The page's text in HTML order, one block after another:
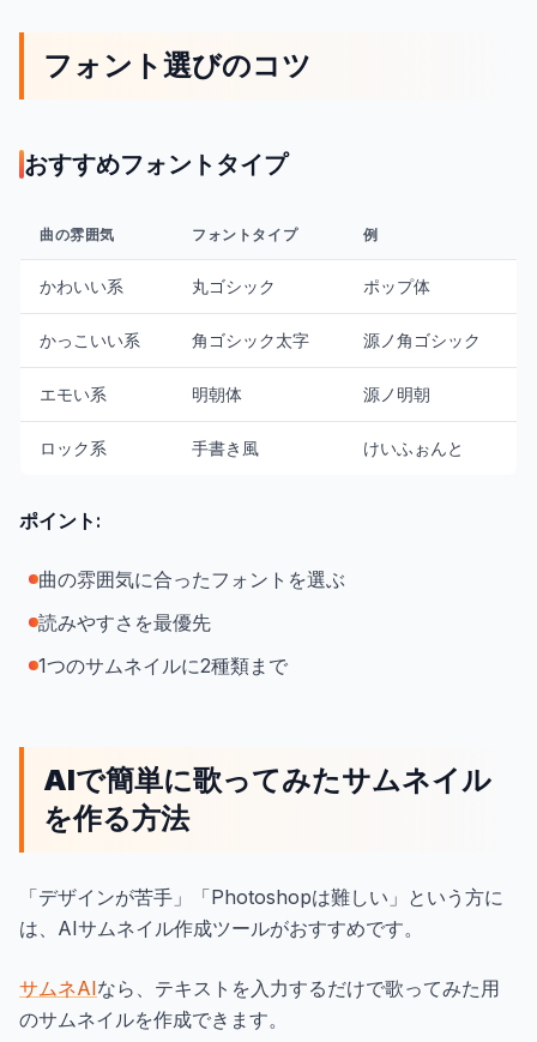
フォント選びのコツ
おすすめフォントタイプ
曲の雰囲気 フォントタイプ 例
かわいい系 丸ゴシック ポップ体
かっこいい系 角ゴシック太字 源ノ角ゴシック
エモい系 明朝体 源ノ明朝
ロック系 手書き風 けいふぉんと
ポイント:
曲の雰囲気に合ったフォントを選ぶ
読みやすさを最優先
1つのサムネイルに2種類まで
AIで簡単に歌ってみたサムネイル
を作る方法
「デザインが苦手」「Photoshopは難しい」という方に
は、AIサムネイル作成ツールがおすすめです。
サムネAIなら、テキストを入力するだけで歌ってみた用
のサムネイルを作成できます。